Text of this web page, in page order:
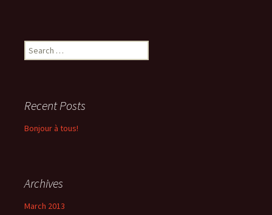
Search
for:
Recent Posts
Bonjour à tous!
Archives
March 2013